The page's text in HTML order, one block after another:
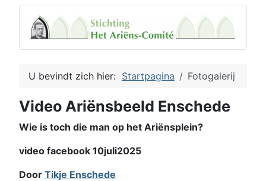
U bevindt zich hier: Startpagina Fotogalerij
Video Ariënsbeeld Enschede
Wie is toch die man op het Ariënsplein?
video facebook 10juli2025
Door Tikje Enschede